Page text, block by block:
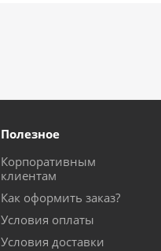
Полезное
Корпоративным
клиентам
Как оформить заказ?
Условия оплаты
Условия доставки